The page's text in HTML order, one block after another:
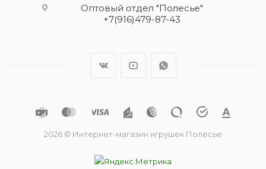
Оптовый отдел "Полесье"
+7(916)479-87-43
2026 © Интернет-магазин игрушек Полесье